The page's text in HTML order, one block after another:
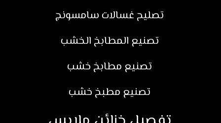
تصليح غسالات سامسونج
تصنيع المطابخ الخشب
تصنيع مطابخ خشب
تصنيع مطبخ خشب